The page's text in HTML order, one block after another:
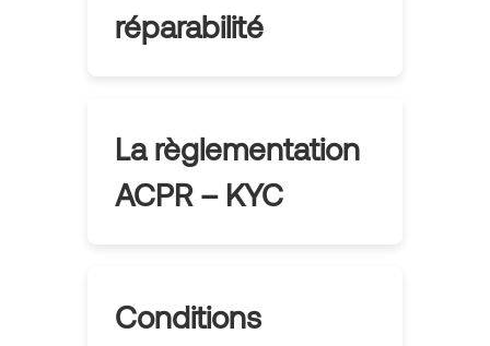
réparabilité
La règlementation
ACPR – KYC
Conditions